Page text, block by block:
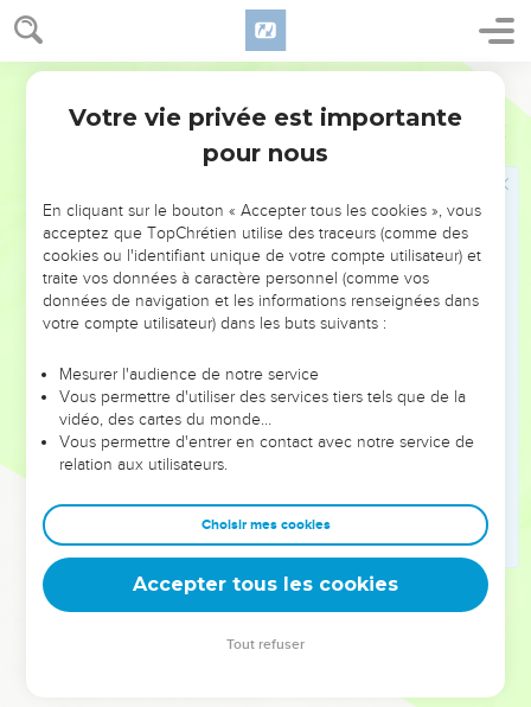
1 Chroniques 25
20 le treizième, sur Shubaël, ses fils et ses frères, 12 en tout ;
le quatorzième, sur Matthithia, ses fils et ses frères, 12 en
le quinzième, sur Jerémoth, ses fils et ses frères, 12 en
le seizième, sur Hanania, ses fils et ses frères, 12 en tout ;
le dix-septième, sur Joshbekasha, ses fils et ses frères, 12
en tout ;
le dix-huitième, sur Hanani, ses fils et ses frères, 12 en
le dix-neuvième, sur Mallothi, ses fils et ses frères, 12 en
tout ;
le vingtième, sur Elijatha, ses fils et ses frères, 12 en tout ;
le vingt et unième, sur Hothir, ses fils et ses frères, 12 en
le vingt-deuxième, sur Guiddalthi, ses fils et ses frères, 12
en tout ;
le vingt-troisième, sur Machazioth, ses fils et ses frères, 12
Votre vie privée est importante
pour nous
En cliquant sur le bouton « Accepter tous les cookies », vous
acceptez que TopChrétien utilise des traceurs (comme des
cookies ou l'identifiant unique de votre compte utilisateur) et
traite vos données à caractère personnel (comme vos
données de navigation et les informations renseignées dans
votre compte utilisateur) dans les buts suivants :
Mesurer l'audience de notre service
Vous permettre d'utiliser des services tiers tels que de la
vidéo, des cartes du monde…
Vous permettre d'entrer en contact avec notre service de
relation aux utilisateurs.
Choisir mes cookies
Accepter tous les cookies
Tout refuser